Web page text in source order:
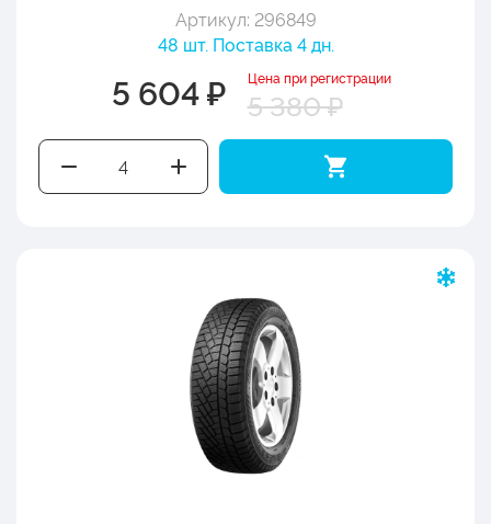
Артикул: 296849
48 шт. Поставка 4 дн.
5 604 ₽ Цена при регистрации
5 380 ₽